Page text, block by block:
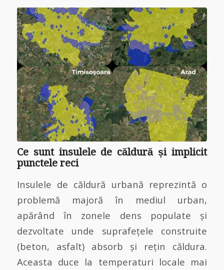
Ce sunt insulele de căldură și implicit
punctele reci
Insulele de căldură urbană reprezintă o
problemă majoră în mediul urban,
apărând în zonele dens populate și
dezvoltate unde suprafețele construite
(beton, asfalt) absorb și rețin căldura.
Aceasta duce la temperaturi locale mai